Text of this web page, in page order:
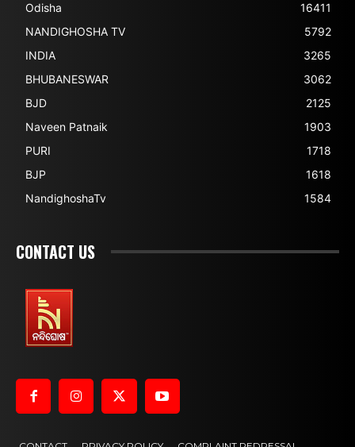
Odisha
16411
NANDIGHOSHA TV
5792
INDIA
3265
BHUBANESWAR
3062
BJD
2125
Naveen Patnaik
1903
PURI
1718
BJP
1618
NandighoshaTv
1584
CONTACT US